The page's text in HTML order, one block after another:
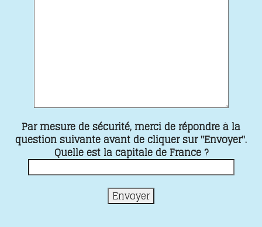
Par mesure de sécurité, merci de répondre à la
question suivante avant de cliquer sur "Envoyer".
Quelle est la capitale de France ?